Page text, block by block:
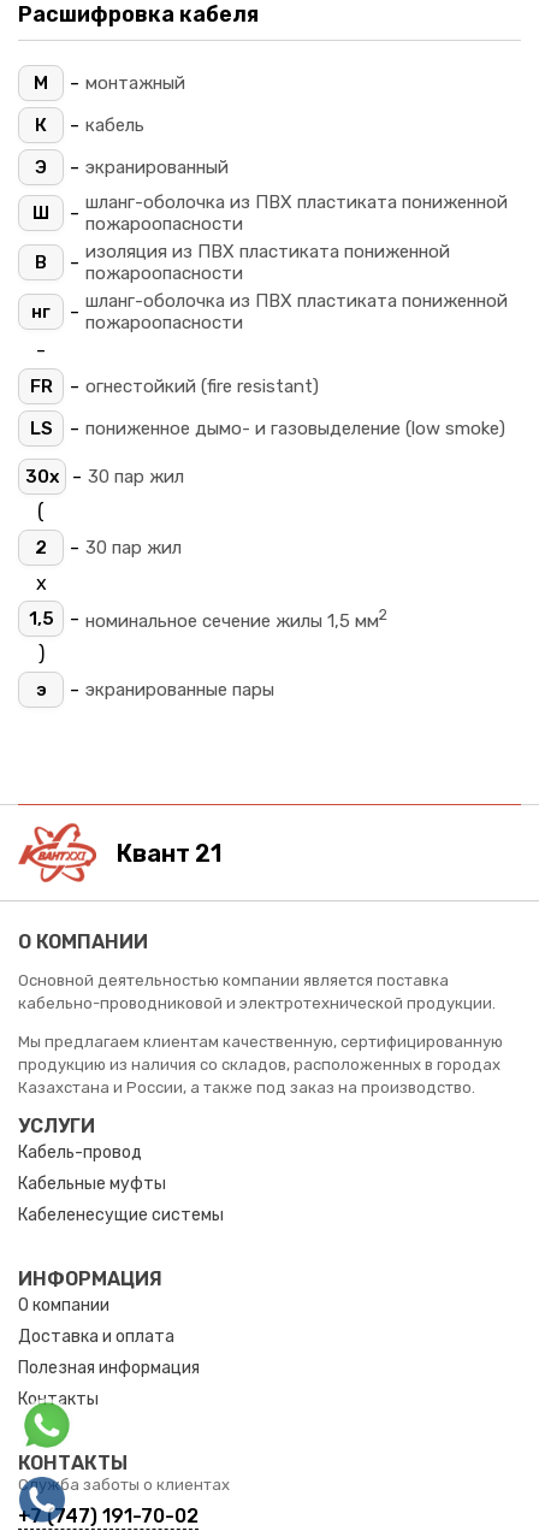
Расшифровка кабеля
М - монтажный
К
- кабель
Э
- экранированный
Ш - шланг-оболочка из ПВХ пластиката пониженной
пожароопасности
В
- изоляция из ПВХ пластиката пониженной
пожароопасности
нг
- шланг-оболочка из ПВХ пластиката пониженной
пожароопасности
-
FR - огнестойкий (fire resistant)
LS
- пониженное дымо- и газовыделение (low smoke)
30х - 30 пар жил
(
2 - 30 пар жил
х
1,5 - номинальное сечение жилы 1,5 мм2
)
э - экранированные пары
Квант 21
О КОМПАНИИ
Основной деятельностью компании является поставка
кабельно-проводниковой и электротехнической продукции.
Мы предлагаем клиентам качественную, сертифицированную
продукцию из наличия со складов, расположенных в городах
Казахстана и России, а также под заказ на производство.
УСЛУГИ
Кабель-провод
Кабельные муфты
Кабеленесущие системы
ИНФОРМАЦИЯ
О компании
Доставка и оплата
Полезная информация
Контакты
КОНТАКТЫ
Служба заботы о клиентах
+7 (747) 191-70-02